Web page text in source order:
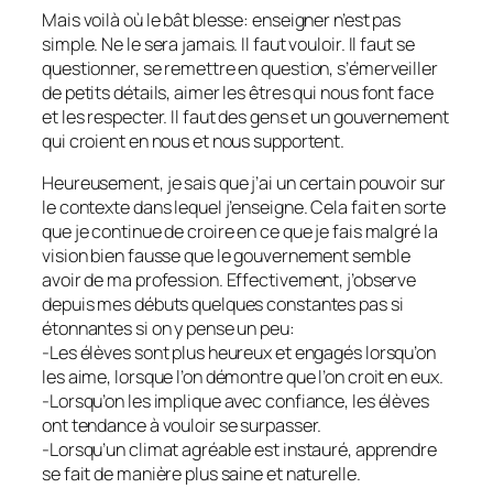
Mais voilà où le bât blesse: enseigner n’est pas
simple. Ne le sera jamais. Il faut vouloir. Il faut se
questionner, se remettre en question, s’émerveiller
de petits détails, aimer les êtres qui nous font face
et les respecter. Il faut des gens et un gouvernement
qui croient en nous et nous supportent.
Heureusement, je sais que j’ai un certain pouvoir sur
le contexte dans lequel j’enseigne. Cela fait en sorte
que je continue de croire en ce que je fais malgré la
vision bien fausse que le gouvernement semble
avoir de ma profession. Effectivement, j’observe
depuis mes débuts quelques constantes pas si
étonnantes si on y pense un peu:
-Les élèves sont plus heureux et engagés lorsqu’on
les aime, lorsque l’on démontre que l’on croit en eux.
-Lorsqu’on les implique avec confiance, les élèves
ont tendance à vouloir se surpasser.
-Lorsqu’un climat agréable est instauré, apprendre
se fait de manière plus saine et naturelle.